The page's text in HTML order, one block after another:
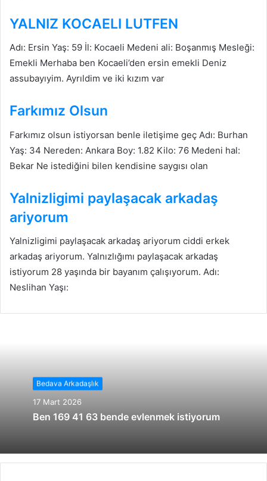
YALNIZ KOCAELI LUTFEN
Adı: Ersin Yaş: 59 İl: Kocaeli Medeni ali: Boşanmış Mesleği:
Emekli Merhaba ben Kocaeli’den ersin emekli Deniz
assubayıyim. Ayrıldim ve iki kızım var
Farkımız Olsun
Farkımız olsun istiyorsan benle iletişime geç Adı: Burhan
Yaş: 34 Nereden: Ankara Boy: 1.82 Kilo: 76 Medeni hal:
Bekar Ne istediğini bilen kendisine saygısı olan
Yalnizligimi paylaşacak arkadaş
ariyorum
Yalnizligimi paylaşacak arkadaş ariyorum ciddi erkek
arkadaş ariyorum. Yalnızlığımı paylaşacak arkadaş
istiyorum 28 yaşında bir bayanım çalışıyorum. Adı:
Neslihan Yaşı:
Bedava Arkadaşlık
17 Mart 2026
Ben 169 41 63 bende evlenmek istiyorum